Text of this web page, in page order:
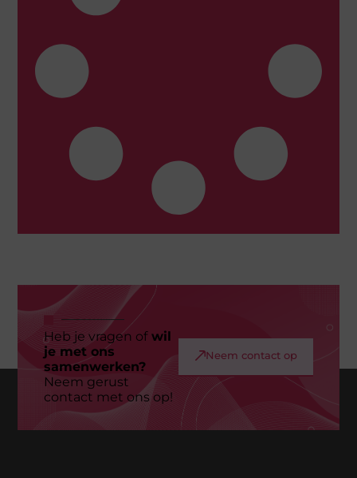
Heb je vragen ofwil
je met ons
samenwerken?
Neem gerust
contact met ons op!
Neem contact op